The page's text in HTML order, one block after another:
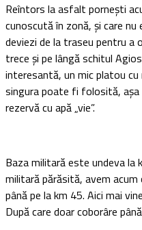
Reîntors la asfalt pornești
cunoscută în zonă, și care nu
deviezi de la traseu pentru a
trece și pe lângă schitul
interesantă, un mic platou
singura poate fi folosită,
rezervă cu apă „vie”.
Baza militară este undeva la
militară părăsită, avem
până pe la km 45. Aici mai
După care doar coborâre